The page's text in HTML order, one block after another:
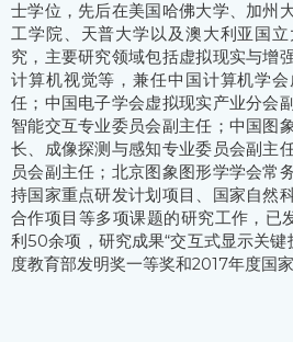
士学位，先后在美国哈佛大学、加州
工学院、天普大学以及澳大利亚国
究，主要研究领域包括虚拟现实与增
计算机视觉等，兼任中国计算机学
任；中国电子学会虚拟现实产业分会
智能交互专业委员会副主任；中国图
长、成像探测与感知专业委员会副主
员会副主任；北京图象图形学学会常
持国家重点研发计划项目、国家自然
合作项目等多项课题的研究工作，已
利50余项，研究成果“交互式显示关
度教育部发明奖一等奖和2017年度国